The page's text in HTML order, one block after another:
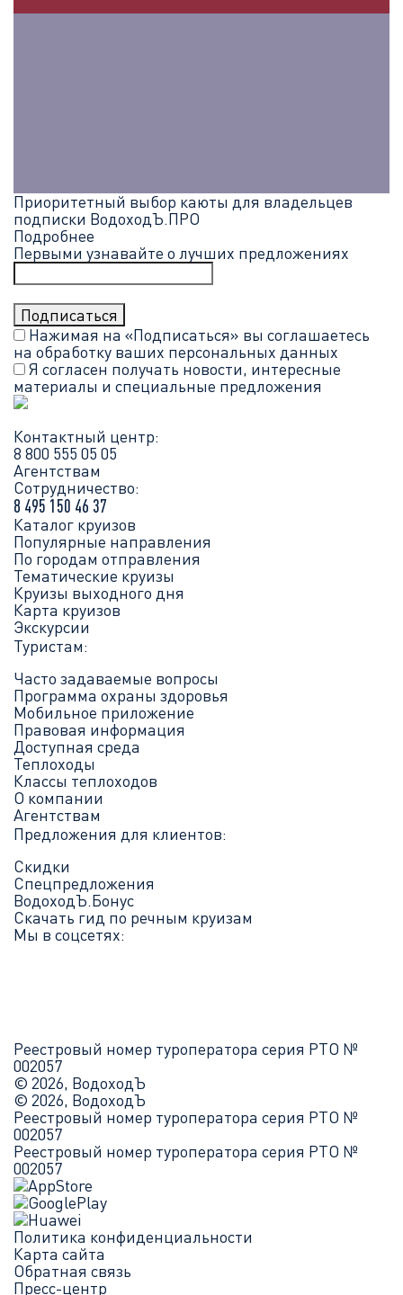
Приоритетный выбор каюты для владельцев
подписки ВодоходЪ.ПРО
Подробнее
Первыми узнавайте о лучших предложениях
Нажимая на «Подписаться» вы соглашаетесь
на обработку ваших персональных данных
Я согласен получать новости, интересные
материалы и специальные предложения
Контактный центр:
8 800 555 05 05
Агентствам
Сотрудничество:
8 495 150 46 37
Каталог круизов
Популярные направления
По городам отправления
Тематические круизы
Круизы выходного дня
Карта круизов
Экскурсии
Туристам:
Часто задаваемые вопросы
Программа охраны здоровья
Мобильное приложение
Правовая информация
Доступная среда
Теплоходы
Классы теплоходов
О компании
Агентствам
Предложения для клиентов:
Скидки
Спецпредложения
ВодоходЪ.Бонус
Скачать гид по речным круизам
Мы в соцсетях:
Реестровый номер туроператора серия РТО №
002057
© 2026, ВодоходЪ
© 2026, ВодоходЪ
Реестровый номер туроператора серия РТО №
002057
Реестровый номер туроператора серия РТО №
002057
Политика конфиденциальности
Карта сайта
Обратная связь
Пресс-центр